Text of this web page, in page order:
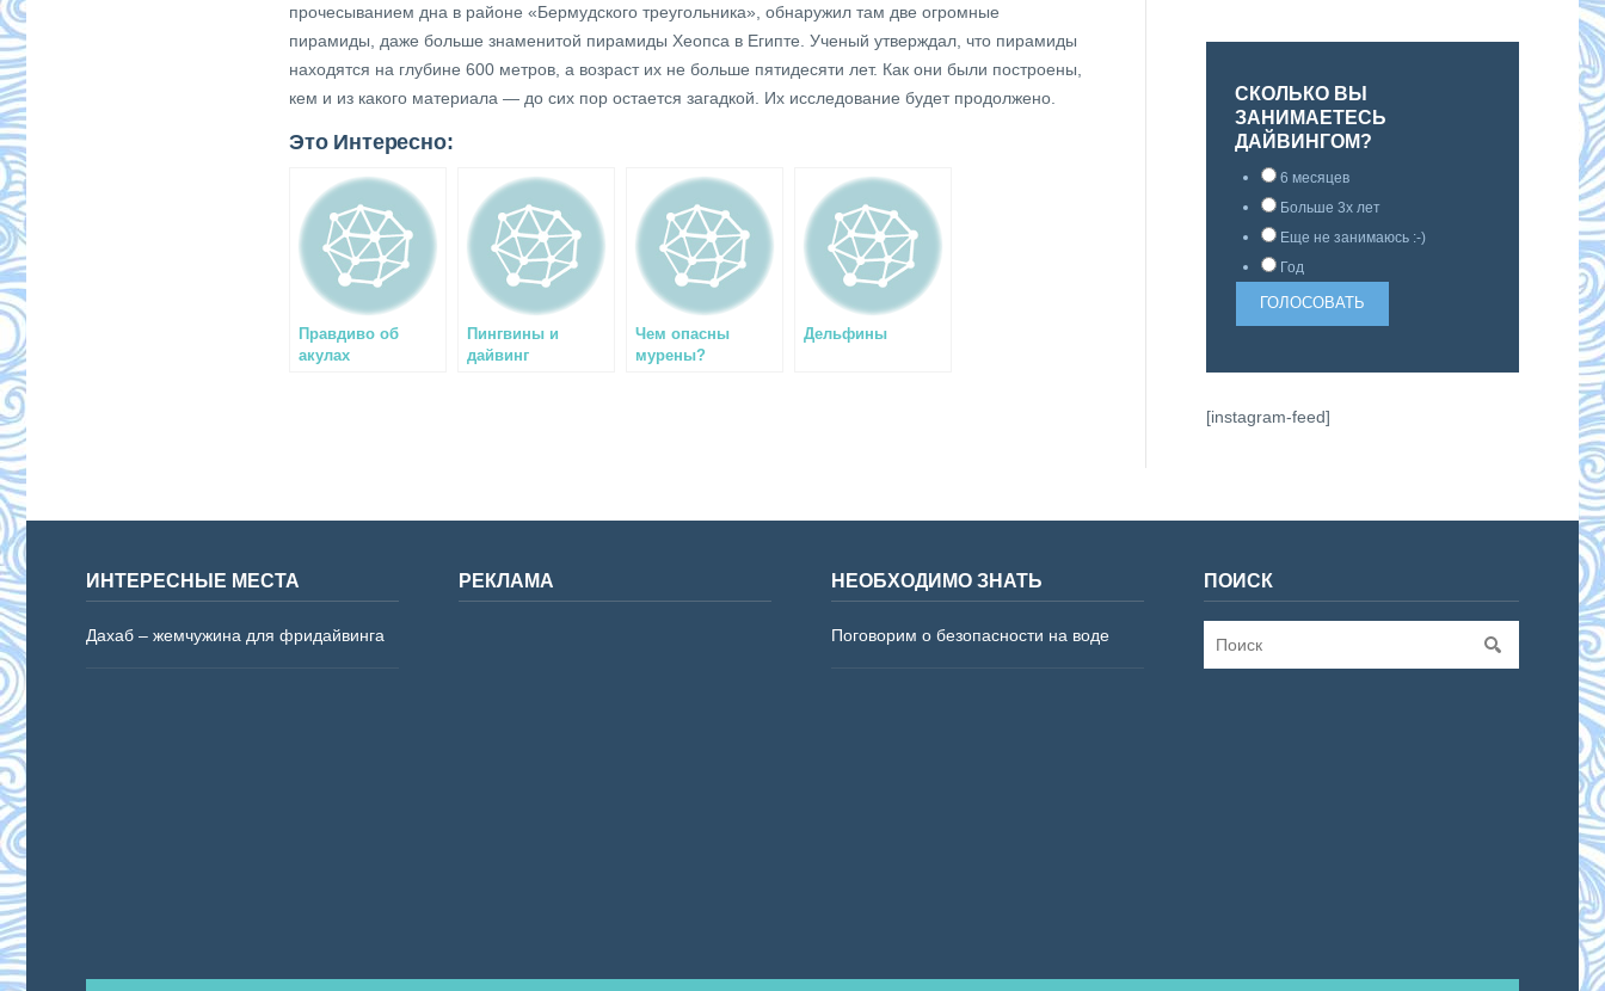
прочесыванием дна в районе «Бермудского треугольника», обнаружил там две огромные
пирамиды, даже больше знаменитой пирамиды Хеопса в Египте. Ученый утверждал, что пирамиды
находятся на глубине 600 метров, а возраст их не больше пятидесяти лет. Как они были построены,
кем и из какого материала — до сих пор остается загадкой. Их исследование будет продолжено.
Это Интересно:
Правдиво об
акулах
Пингвины и
дайвинг
Чем опасны
мурены?
Дельфины
СКОЛЬКО ВЫ
ЗАНИМАЕТЕСЬ
ДАЙВИНГОМ?
6 месяцев
Больше 3х лет
Еще не занимаюсь :-)
Год
[instagram-feed]
ИНТЕРЕСНЫЕ МЕСТА
Дахаб – жемчужина для фридайвинга
РЕКЛАМА НЕОБХОДИМО ЗНАТЬ
Поговорим о безопасности на воде
ПОИСК